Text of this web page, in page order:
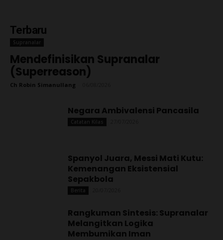
Terbaru
Supranalar
Mendefinisikan Supranalar
(Superreason)
Ch Robin Simanullang
Negara Ambivalensi Pancasila
Catatan Kilas
Spanyol Juara, Messi Mati Kutu:
Kemenangan Eksistensial
Sepakbola
Berita
Rangkuman Sintesis: Supranalar
Melangitkan Logika
Membumikan Iman